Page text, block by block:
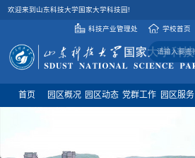
欢迎来到山东科技大学国家大学科技园!
科技产业管理处 学校首页
首页 园区概况 园区动态 党群工作 园区服务